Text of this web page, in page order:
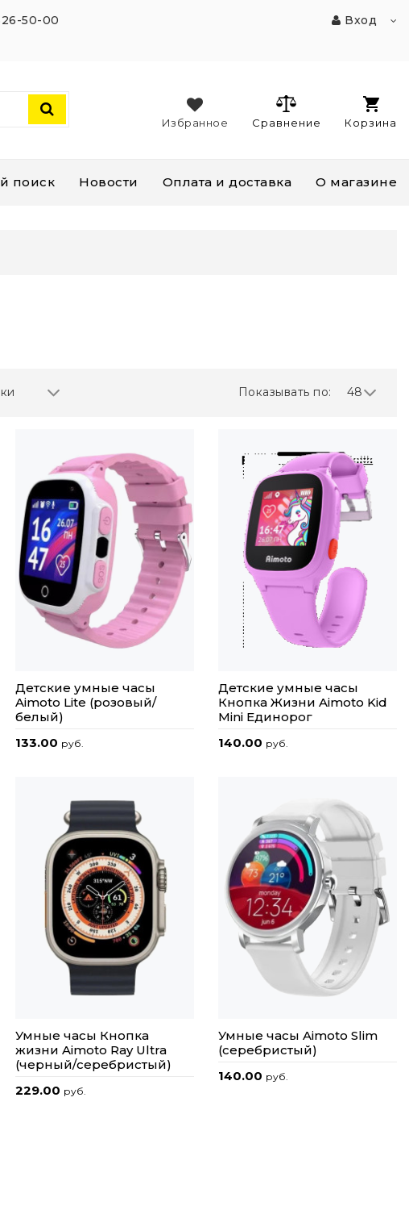
50-00
Вход
Корзина
Сравнение
Избранное
поиск Новости Оплата и доставка О магазине
Показывать по: 48
Детские умные часы
Aimoto Lite (розовый/
белый)
133.00 руб.
Детские умные часы
Кнопка Жизни Aimoto Kid
Mini Единорог
140.00 руб.
Умные часы Кнопка
жизни Aimoto Ray Ultra
(черный/серебристый)
229.00 руб.
Умные часы Aimoto Slim
(серебристый)
140.00 руб.